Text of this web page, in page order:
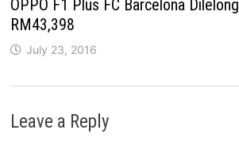
OPPO F1 Plus FC Barcelona
RM43,398
July 23, 2016
Leave a Reply